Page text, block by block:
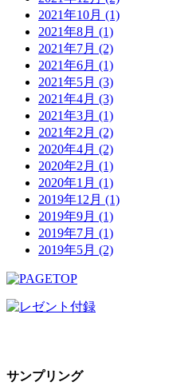
2021年10月 (1)
2021年8月 (1)
2021年7月 (2)
2021年6月 (1)
2021年5月 (3)
2021年4月 (3)
2021年3月 (1)
2021年2月 (2)
2020年4月 (2)
2020年2月 (1)
2020年1月 (1)
2019年12月 (1)
2019年9月 (1)
2019年7月 (1)
2019年5月 (2)
サンプリング